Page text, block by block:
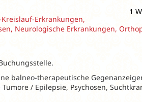
1
Erkrankungen,
Neurologische Erkrankungen,
balneo-therapeutische
/ Epilepsie, Psychosen,